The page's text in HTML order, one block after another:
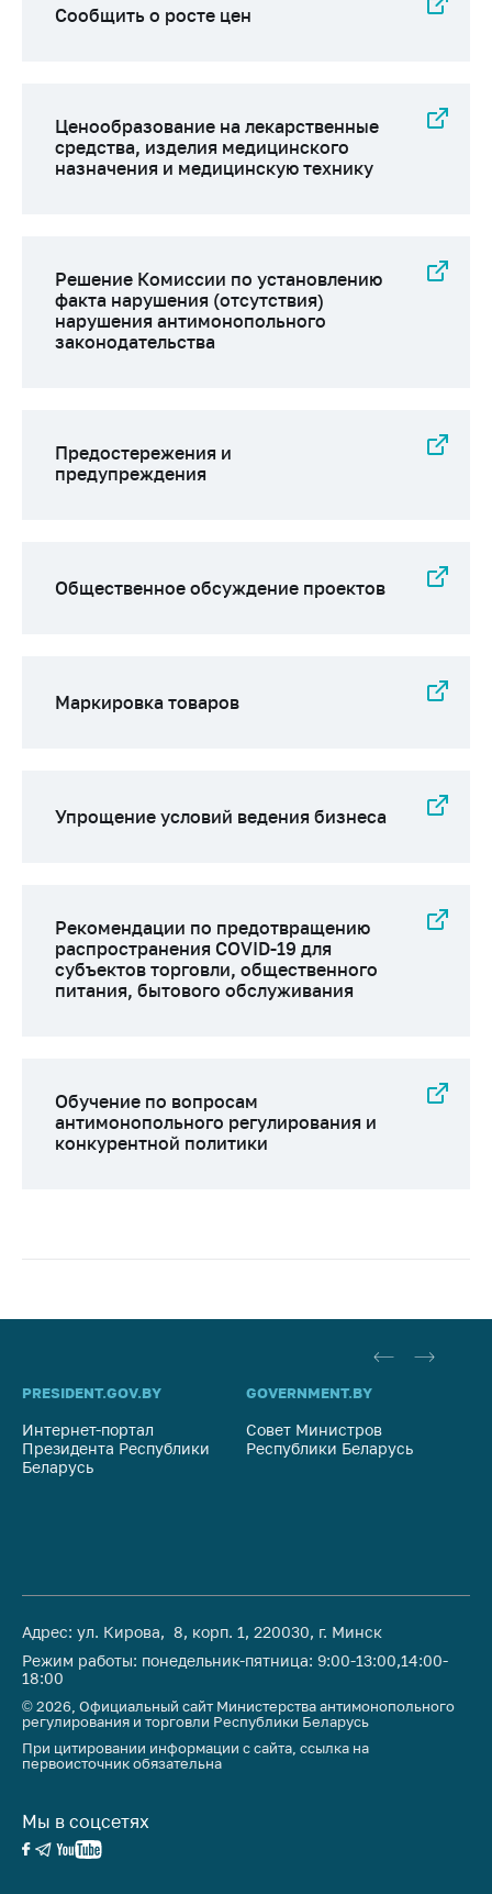
Сообщить о росте цен
Ценообразование на лекарственные
средства, изделия медицинского
назначения и медицинскую технику
Решение Комиссии по установлению
факта нарушения (отсутствия)
нарушения антимонопольного
законодательства
Предостережения и
предупреждения
Общественное обсуждение проектов
Маркировка товаров
Упрощение условий ведения бизнеса
Рекомендации по предотвращению
распространения COVID-19 для
субъектов торговли, общественного
питания, бытового обслуживания
Обучение по вопросам
антимонопольного регулирования и
конкурентной политики
PRESIDENT.GOV.BY
Интернет-портал
Президента Республики
Беларусь
GOVERNMENT.BY
Совет Министров
Республики Беларусь
Адрес: ул. Кирова, 8, корп. 1, 220030, г. Минск
Режим работы: понедельник-пятница: 9:00-13:00,14:00-
18:00
© 2026, Официальный сайт Министерства антимонопольного
регулирования и торговли Республики Беларусь
При цитировании информации с сайта, ссылка на
первоисточник обязательна
Мы в соцсетях